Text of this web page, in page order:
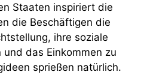
Staaten inspiriert die
die Beschäftigen die
ihre soziale
das Einkommen zu
sprießen natürlich.